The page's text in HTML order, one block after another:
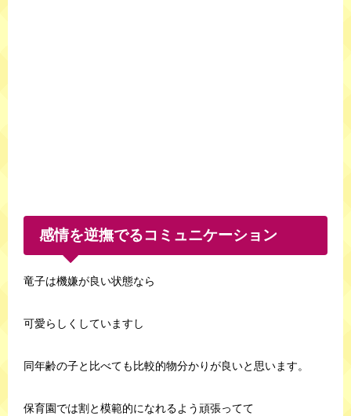
感情を逆撫でるコミュニケーション
竜子は機嫌が良い状態なら
可愛らしくしていますし
同年齢の子と比べても比較的物分かりが良いと思います。
保育園では割と模範的になれるよう頑張ってて